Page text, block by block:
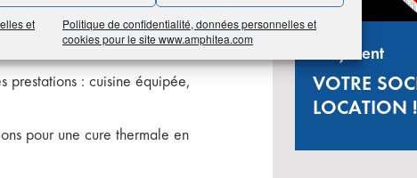
et
Politique de confidentialité, données personnelles et
cookies pour le site www.amphitea.com
des thermes pour votre cure «
fermée.
prestations : cuisine équipée,
pour une cure thermale en
Holy Rent
VOTRE
LOCATION !